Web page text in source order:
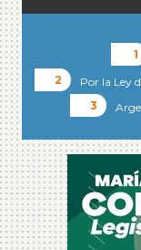
Por la Ley